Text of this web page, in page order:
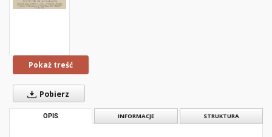
Pokaż treść
Pobierz
OPIS INFORMACJE STRUKTURA